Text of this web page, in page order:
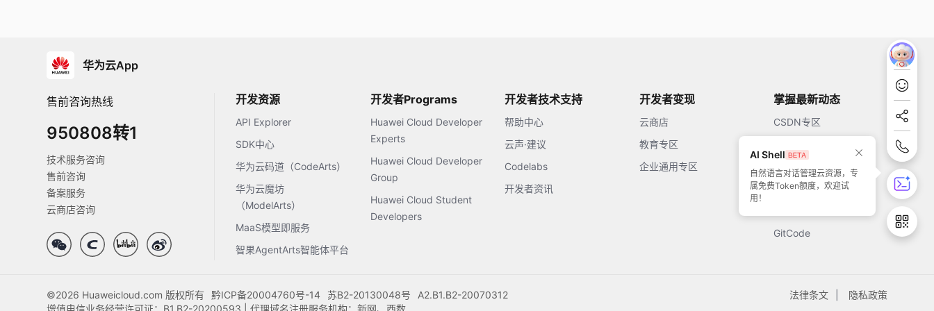
AI Shell
自然语言对话管理云资源，专
属免费Token额度，欢迎试
用！
华为云App
售前咨询热线
950808转1
技术服务咨询
售前咨询
备案服务
云商店咨询
开发资源
API Explorer
SDK中心
华为云码道（CodeArts）
华为云魔坊
（ModelArts）
MaaS模型即服务
智果AgentArts智能体平台
开发者Programs
Huawei Cloud Developer
Experts
Huawei Cloud Developer
Group
Huawei Cloud Student
Developers
开发者技术支持
帮助中心
云声·建议
Codelabs
开发者资讯
开发者变现
云商店
教育专区
企业通用专区
掌握最新动态
CSDN专区
开源中国
51CTO
GitCode
法律条文 隐私政策
©2026 Huaweicloud.com 版权所有 黔ICP备20004760号-14 苏B2-20130048号
A2.B1.B2-20070312
增值电信业务经营许可证：B1.B2-20200593 | 代理域名注册服务机构：新网、西数